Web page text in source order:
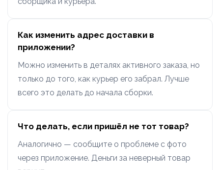
Как изменить адрес доставки в
приложении?
Можно изменить в деталях активного заказа, но
только до того, как курьер его забрал. Лучше
всего это делать до начала сборки.
Что делать, если пришёл не тот товар?
Аналогично — сообщите о проблеме с фото
через приложение. Деньги за неверный товар